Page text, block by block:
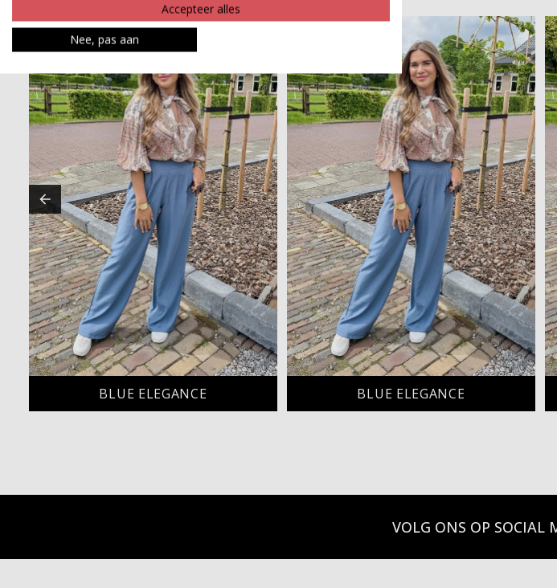
BLUE ELEGANCE BLUE ELEGANCE
VOLG ONS OP SOCIAL
Accepteer alles
Nee, pas aan